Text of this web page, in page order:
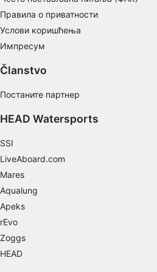
Правила о приватности
Услови коришћења
Импресум
Članstvo
Постаните партнер
HEAD Watersports
SSI
LiveAboard.com
Mares
Aqualung
Apeks
rEvo
Zoggs
HEAD
Necessary